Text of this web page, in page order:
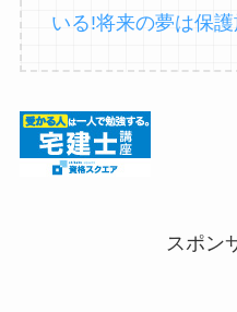
いる!将来の夢は保
スポン